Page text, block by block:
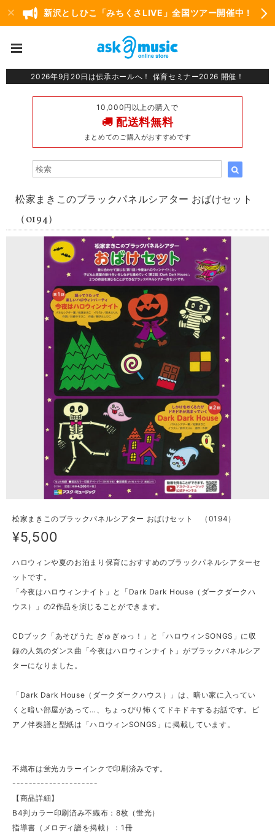
新沢としひこ「みちくさLIVE」全国ツアー開催中！
2026年9月20日は伝承ホールへ！ 保育セミナー2026 開催！
10,000円以上の購入で
配送料無料
まとめてのご購入がおすすめです
松家まきこのブラックパネルシアター おばけセット
（0194）
松家まきこのブラックパネルシアター おばけセット （0194）
¥5,500
ハロウィンや夏のお泊まり保育におすすめのブラックパネルシアターセ
ットです。
「今夜はハロウィンナイト」と「Dark Dark House（ダークダークハ
ウス）」の2作品を演じることができます。
CDブック「あそびうた ぎゅぎゅっ！」と「ハロウィンSONGS」に収
録の人気のダンス曲「今夜はハロウィンナイト」がブラックパネルシア
ターになりました。
「Dark Dark House（ダークダークハウス）」は、暗い家に入ってい
くと暗い部屋があって…、ちょっぴり怖くてドキドキするお話です。ピ
アノ伴奏譜と型紙は「ハロウィンSONGS」に掲載しています。
不織布は蛍光カラーインクで印刷済みです。
---------------------
【商品詳細】
B4判カラー印刷済み不織布：8枚（蛍光）
指導書（メロディ譜を掲載）：1冊